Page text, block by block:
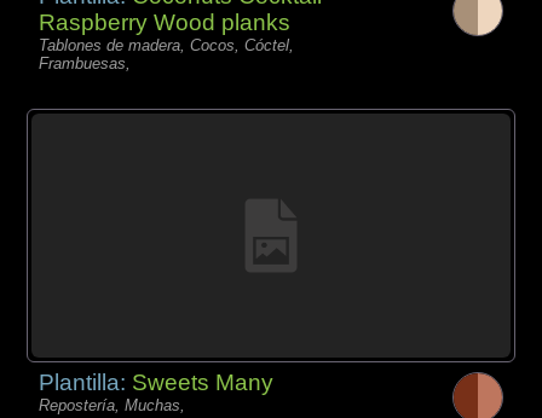
Raspberry Wood planks
Tablones de madera, Cocos, Cóctel,
Frambuesas,
Plantilla: Sweets Many
Repostería, Muchas,